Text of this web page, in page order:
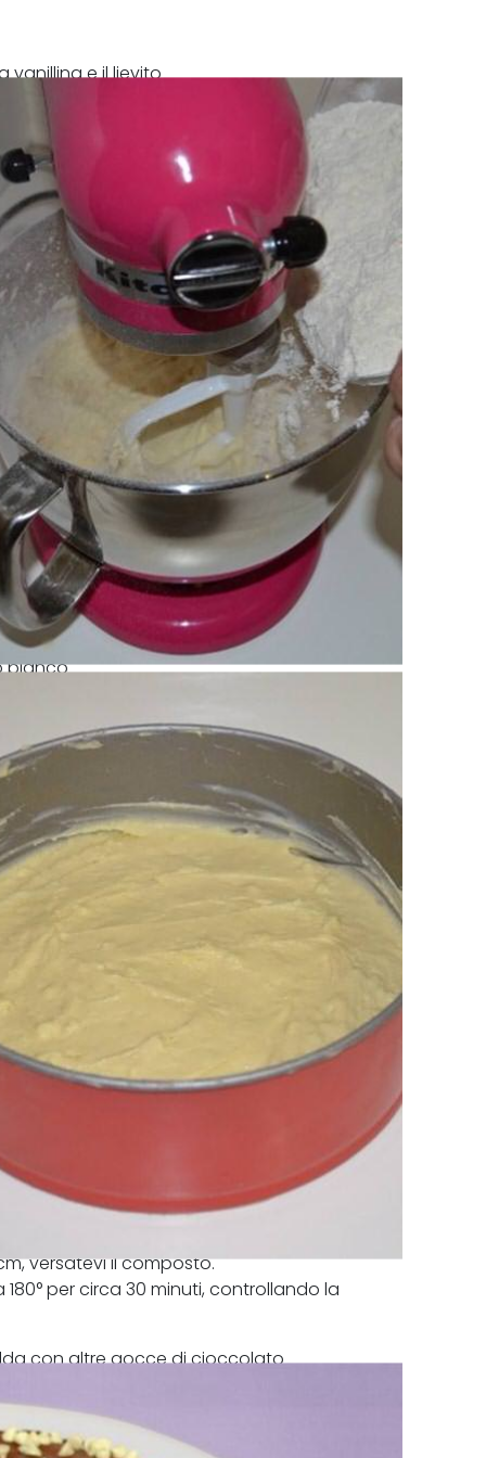
vanillina e il lievito
bianco
versatevi il composto.
per circa 30 minuti, controllando la
con altre gocce di cioccolato